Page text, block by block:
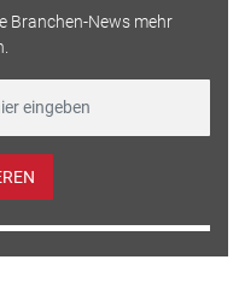
Branchen-News mehr